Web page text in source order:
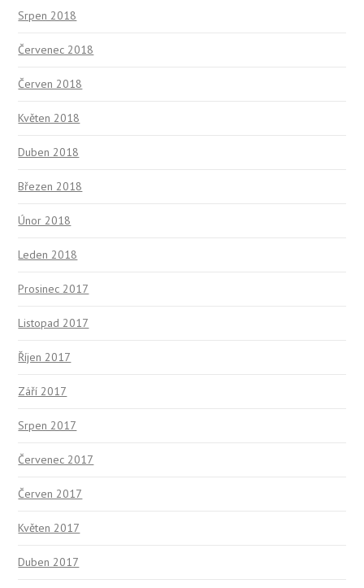
Srpen 2018
Červenec 2018
Červen 2018
Květen 2018
Duben 2018
Březen 2018
Únor 2018
Leden 2018
Prosinec 2017
Listopad 2017
Říjen 2017
Září 2017
Srpen 2017
Červenec 2017
Červen 2017
Květen 2017
Duben 2017